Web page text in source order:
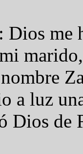
me
a luz
Dios